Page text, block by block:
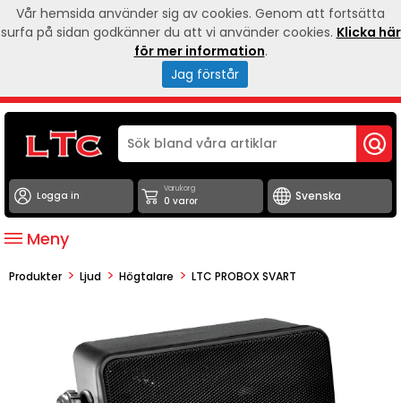
Logga in
Varukorg
0 varor
Meny
Produkter > Ljud > Högtalare > LTC PROBOX SVART
Vår hemsida använder sig av cookies. Genom att fortsätta
surfa på sidan godkänner du att vi använder cookies. Klicka här
för mer information.
Jag förstår